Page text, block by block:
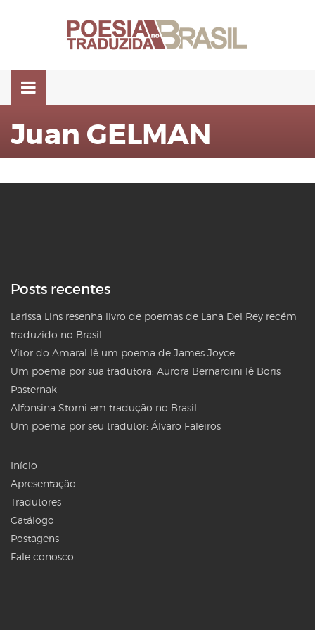
Juan GELMAN
Posts recentes
Larissa Lins resenha livro de poemas de Lana Del Rey recém
traduzido no Brasil
Vitor do Amaral lê um poema de James Joyce
Um poema por sua tradutora: Aurora Bernardini lê Boris
Pasternak
Alfonsina Storni em tradução no Brasil
Um poema por seu tradutor: Álvaro Faleiros
Início
Apresentação
Tradutores
Catálogo
Postagens
Fale conosco